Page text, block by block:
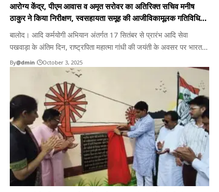
आरोग्य केंद्र, पीएम आवास व अमृत सरोवर का अतिरिक्त सचिव मनीष
ठाकुर ने किया निरीक्षण, स्वसहायता समूह की आजीविकामूलक गतिविधियों
की ली जानकारी
बालोद। आदि कर्मयोगी अभियान अंतर्गत 17 सितंबर से प्रारंभ आदि सेवा
पखवाड़ा के अंतिम दिन, राष्ट्रपिता महात्मा गांधी की जयंती के अवसर पर भारत
सरकार के जनजातीय कार्य मंत्रालय के अतिरिक्त सचिव मनीष ठाकुर ने बालोद
जिले के डौंडी विकासखंड के ग्राम गुजरा, दानीटोला एवं भैंसबोड़ का दौरा किया।
By@dmin October 3, 2025